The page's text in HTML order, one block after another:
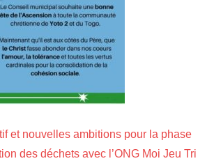
et nouvelles ambitions pour la phase
des déchets avec l’ONG Moi Jeu Tri